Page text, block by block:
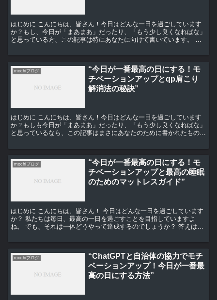
はじめに こんにちは、皆さん！今日はどんな一日を過ごしています
か？もし、今日が「まあまあ」だったり、「もう少し良くなればな」
と思っている方、この記事は特にあなたに向けて書いています。 モ
mochiブログ
“今日が一番最高の日にする！モ
チベーションアップとqp肩こり
解消法の秘訣”
はじめに こんにちは、皆さん！今日はどんな一日を過ごしています
か？もしも今日が「まあまあ」だったり、「もう少し良くなればな」
と思っているなら、この記事はまさにあなたのために書かれたもので
mochiブログ
“今日が一番最高の日にする！モ
チベーションアップと最高の睡眠
のためのマットレスガイド”
はじめに こんにちは、皆さん！ 今日はどんな一日を過ごしています
か？ 私たちは毎日、最高の一日を過ごすことを目指していますよ
ね。 でも、それは一体どうやって達成するのでしょうか？ 答えは、
mochiブログ
“ChatGPTと自治体の協力でモチ
ベーションアップ！今日が一番最
高の日にする方法”